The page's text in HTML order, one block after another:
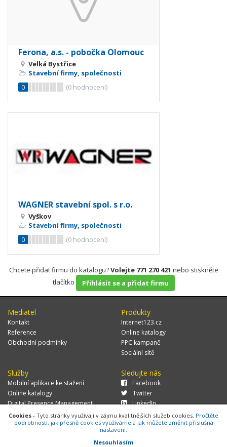
Ferona, a.s. - pobočka Olomouc
Velká Bystřice
Stavební firmy, společnosti
0
(0 hodnocení)
WAGNER stavební spol. s r.o.
Vyškov
Stavební firmy, společnosti
0
(0 hodnocení)
Chcete přidat firmu do katalogu?Volejte 771 270 421 nebo stiskněte
tlačítko
Přihlásit se a přidat firmu
Mediatel
Kontakt
Reference
Obchodní podmínky
Produkty
Internet123.cz
Online katalogy
PPC kampaně
Sociální sítě
Služby
Mobilní aplikace ke stažení
Online katalogy
Digital Presence Management
Více zákazníků
Sledujte nás
Facebook
Twitter
LinkedIn
© 2026 MEDIATEL CZ, s.r.o.,Za Potokem 46/4, 106 00 Praha 10, tel.:
Cookies - Tyto stránky využívají v zájmu kvalitnějších služeb cookies. Pročtěte
podrobnosti, jak přesně cookies využíváme a jak můžete změnit příslušná
nastavení.
Nesouhlasím